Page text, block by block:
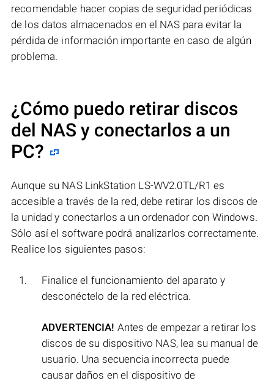
recomendable hacer copias de seguridad periódicas
de los datos almacenados en el NAS para evitar la
pérdida de información importante en caso de algún
problema.
¿Cómo puedo retirar discos
del NAS y conectarlos a un
PC?
Aunque su NAS LinkStation LS-WV2.0TL/R1 es
accesible a través de la red, debe retirar los discos de
la unidad y conectarlos a un ordenador con Windows.
Sólo así el software podrá analizarlos correctamente.
Realice los siguientes pasos:
Finalice el funcionamiento del aparato y
desconéctelo de la red eléctrica.
ADVERTENCIA! Antes de empezar a retirar los
discos de su dispositivo NAS, lea su manual de
usuario. Una secuencia incorrecta puede
causar daños en el dispositivo de